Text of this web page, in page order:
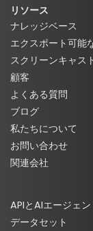
リソース
ナレッジベース
エクスポート可能
スクリーンキャス
顧客
よくある質問
ブログ
私たちについて
お問い合わせ
関連会社
APIとAIエージェン
データセット